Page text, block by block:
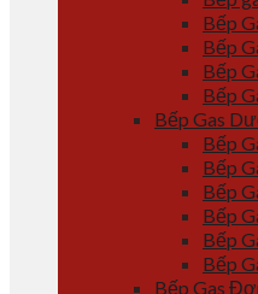
Bếp
Bếp
Bếp
Bếp
Bếp Gas
Bếp
Bếp
Bếp
Bếp
Bếp
Bếp
Bếp Gas